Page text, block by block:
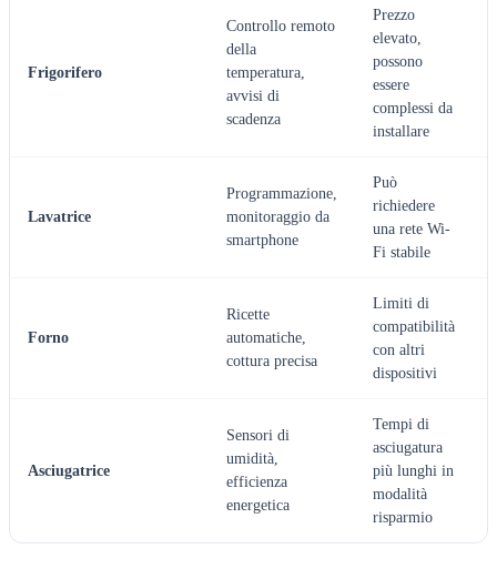
Frigorifero
Controllo remoto
della
temperatura,
avvisi di
scadenza
Prezzo
elevato,
possono
essere
complessi da
installare
Lavatrice
Programmazione,
monitoraggio da
smartphone
Può
richiedere
una rete Wi-
Fi stabile
Forno
Ricette
automatiche,
cottura precisa
Limiti di
compatibilità
con altri
dispositivi
Asciugatrice
Sensori di
umidità,
efficienza
energetica
Tempi di
asciugatura
più lunghi in
modalità
risparmio